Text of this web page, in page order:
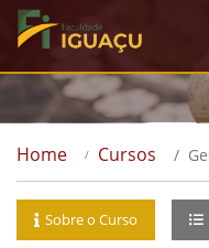
Home Cursos
Sobre o Curso